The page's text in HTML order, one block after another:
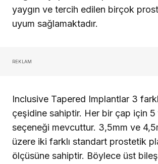
yaygın ve tercih edilen birçok
uyum sağlamaktadır.
REKLAM
Inclusive Tapered Implantlar 3
çeşidine sahiptir. Her bir çap için 5
seçeneği mevcuttur. 3,5mm ve
üzere iki farklı standart prostetik
ölçüsüne sahiptir. Böylece üst